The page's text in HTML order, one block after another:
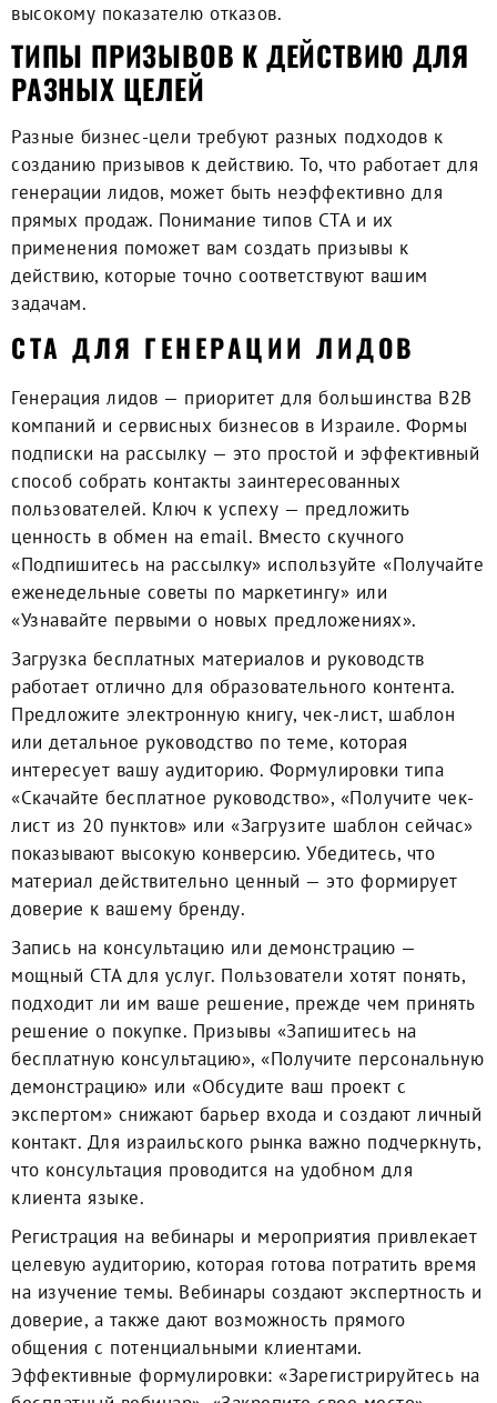
высокому показателю отказов.
ТИПЫ ПРИЗЫВОВ К ДЕЙСТВИЮ ДЛЯ
РАЗНЫХ ЦЕЛЕЙ
Разные бизнес-цели требуют разных подходов к
созданию призывов к действию. То, что работает для
генерации лидов, может быть неэффективно для
прямых продаж. Понимание типов CTA и их
применения поможет вам создать призывы к
действию, которые точно соответствуют вашим
задачам.
CTA ДЛЯ ГЕНЕРАЦИИ ЛИДОВ
Генерация лидов — приоритет для большинства B2B
компаний и сервисных бизнесов в Израиле. Формы
подписки на рассылку — это простой и эффективный
способ собрать контакты заинтересованных
пользователей. Ключ к успеху — предложить
ценность в обмен на email. Вместо скучного
«Подпишитесь на рассылку» используйте «Получайте
еженедельные советы по маркетингу» или
«Узнавайте первыми о новых предложениях».
Загрузка бесплатных материалов и руководств
работает отлично для образовательного контента.
Предложите электронную книгу, чек-лист, шаблон
или детальное руководство по теме, которая
интересует вашу аудиторию. Формулировки типа
«Скачайте бесплатное руководство», «Получите чек-
лист из 20 пунктов» или «Загрузите шаблон сейчас»
показывают высокую конверсию. Убедитесь, что
материал действительно ценный — это формирует
доверие к вашему бренду.
Запись на консультацию или демонстрацию —
мощный CTA для услуг. Пользователи хотят понять,
подходит ли им ваше решение, прежде чем принять
решение о покупке. Призывы «Запишитесь на
бесплатную консультацию», «Получите персональную
демонстрацию» или «Обсудите ваш проект с
экспертом» снижают барьер входа и создают личный
контакт. Для израильского рынка важно подчеркнуть,
что консультация проводится на удобном для
клиента языке.
Регистрация на вебинары и мероприятия привлекает
целевую аудиторию, которая готова потратить время
на изучение темы. Вебинары создают экспертность и
доверие, а также дают возможность прямого
общения с потенциальными клиентами.
Эффективные формулировки: «Зарегистрируйтесь на